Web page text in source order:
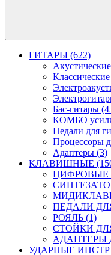
ГИТАРЫ (622)
Бас-гитары
КОМБО
Педали для
Процессоры
Адаптеры (3)
КЛАВИШНЫЕ
ЦИФРОВЫЕ
ПЕДАЛИ
РОЯЛЬ (1)
СТОЙКИ
АДАПТЕРЫ
УДАРНЫЕ